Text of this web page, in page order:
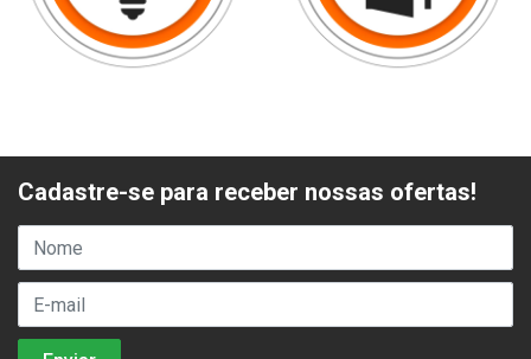
Cadastre-se para receber nossas ofertas!